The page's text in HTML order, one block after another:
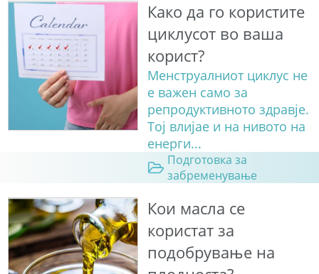
Како да го користите
циклусот во ваша
корист?
Менструалниот циклус не
е важен само за
репродуктивното здравје.
Тој влијае и на нивото на
енерги...
Подготовка за
забременување
Кои масла се
користат за
подобрување на